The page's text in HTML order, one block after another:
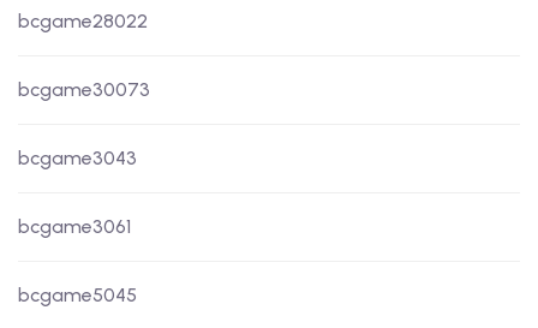
bcgame28022
bcgame30073
bcgame3043
bcgame3061
bcgame5045